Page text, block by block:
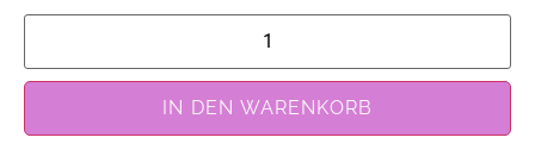
IN DEN WARENKORB